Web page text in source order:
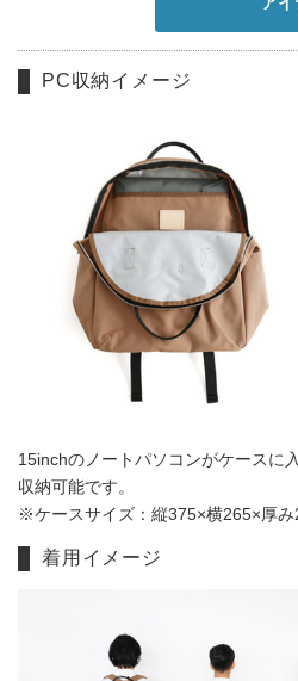
PC収納イメージ
15inchのノートパソコンがケースに
収納可能です。
※ケースサイズ：縦375×横265×厚み
着用イメージ